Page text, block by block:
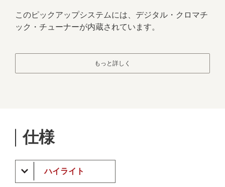
このピックアップシステムには、デジタル・クロマチ
ック・チューナーが内蔵されています。
もっと詳しく
仕様
ハイライト